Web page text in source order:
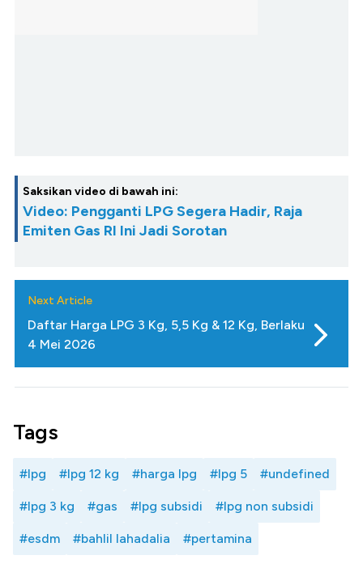
Saksikan video di bawah ini:
Video: Pengganti LPG Segera Hadir, Raja
Emiten Gas RI Ini Jadi Sorotan
Next Article
Daftar Harga LPG 3 Kg, 5,5 Kg & 12 Kg, Berlaku
4 Mei 2026
Tags
#lpg #lpg 12 kg #harga lpg #lpg 5 #undefined
#lpg 3 kg #gas #lpg subsidi #lpg non subsidi
#esdm #bahlil lahadalia #pertamina